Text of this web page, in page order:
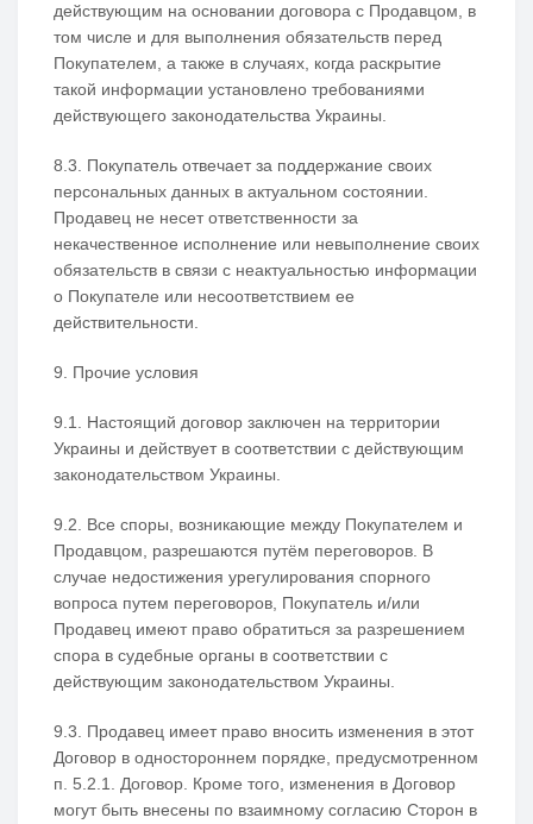
действующим на основании договора с Продавцом, в
том числе и для выполнения обязательств перед
Покупателем, а также в случаях, когда раскрытие
такой информации установлено требованиями
действующего законодательства Украины.
8.3. Покупатель отвечает за поддержание своих
персональных данных в актуальном состоянии.
Продавец не несет ответственности за
некачественное исполнение или невыполнение своих
обязательств в связи с неактуальностью информации
о Покупателе или несоответствием ее
действительности.
9. Прочие условия
9.1. Настоящий договор заключен на территории
Украины и действует в соответствии с действующим
законодательством Украины.
9.2. Все споры, возникающие между Покупателем и
Продавцом, разрешаются путём переговоров. В
случае недостижения урегулирования спорного
вопроса путем переговоров, Покупатель и/или
Продавец имеют право обратиться за разрешением
спора в судебные органы в соответствии с
действующим законодательством Украины.
9.3. Продавец имеет право вносить изменения в этот
Договор в одностороннем порядке, предусмотренном
п. 5.2.1. Договор. Кроме того, изменения в Договор
могут быть внесены по взаимному согласию Сторон в